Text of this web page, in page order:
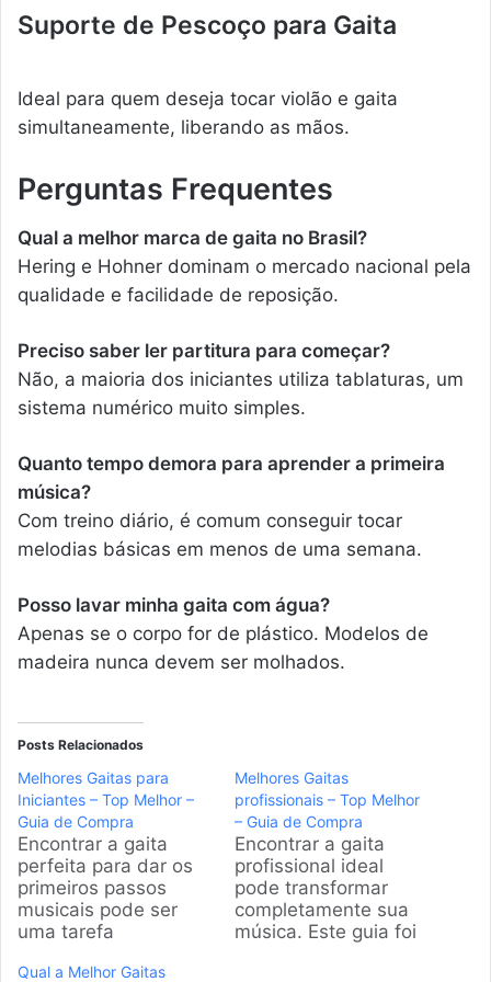
Suporte de Pescoço para Gaita
Ideal para quem deseja tocar violão e gaita
simultaneamente, liberando as mãos.
Perguntas Frequentes
Qual a melhor marca de gaita no Brasil?
Hering e Hohner dominam o mercado nacional pela
qualidade e facilidade de reposição.
Preciso saber ler partitura para começar?
Não, a maioria dos iniciantes utiliza tablaturas, um
sistema numérico muito simples.
Quanto tempo demora para aprender a primeira
música?
Com treino diário, é comum conseguir tocar
melodias básicas em menos de uma semana.
Posso lavar minha gaita com água?
Apenas se o corpo for de plástico. Modelos de
madeira nunca devem ser molhados.
Posts Relacionados
Melhores Gaitas para
Iniciantes – Top Melhor –
Guia de Compra
Encontrar a gaita
perfeita para dar os
primeiros passos
musicais pode ser
uma tarefa
guia foi elaborado por
Melhores Gaitas
profissionais – Top Melhor
– Guia de Compra
Encontrar a gaita
profissional ideal
pode transformar
completamente sua
música. Este guia foi
Qual a Melhor Gaitas